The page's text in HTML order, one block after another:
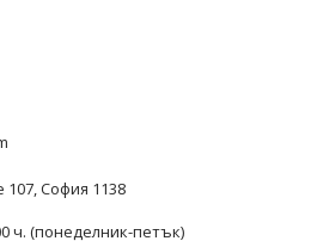
София 1138
ч. (понеделник-петък)